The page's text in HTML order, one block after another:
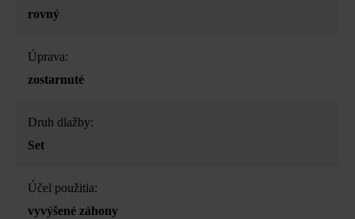
rovný
Úprava:
zostarnuté
Druh dlažby:
Set
Účel použitia:
vyvýšené záhony